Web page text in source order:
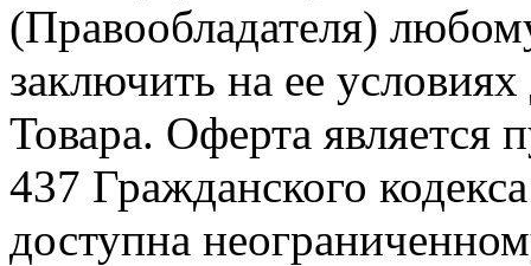
(Правообладателя)
заключить на ее
Товара. Оферта является
437 Гражданского
доступна